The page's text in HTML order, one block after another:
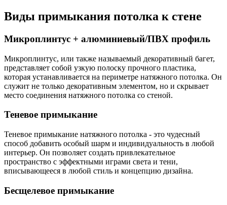
Виды примыкания потолка к стене
Микроплинтус + алюминиевый/ПВХ профиль
Микроплинтус, или также называемый декоративный багет,
представляет собой узкую полоску прочного пластика,
которая устанавливается на периметре натяжного потолка. Он
служит не только декоративным элементом, но и скрывает
место соединения натяжного потолка со стеной.
Теневое примыкание
Теневое примыкание натяжного потолка - это чудесный
способ добавить особый шарм и индивидуальность в любой
интерьер. Он позволяет создать привлекательное
пространство с эффектными играми света и тени,
вписывающееся в любой стиль и концепцию дизайна.
Бесщелевое примыкание